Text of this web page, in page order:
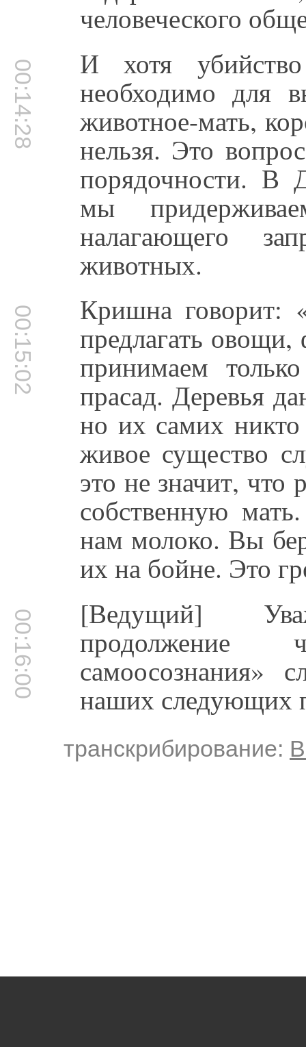
человеческого
00:14:28 И хотя
необходимо для
животное-мать,
нельзя. Это
порядочности. В
мы
налагающего
животных.
00:15:02 Кришна говорит:
предлагать
принимаем
прасад. Деревья
но их самих никто
живое существо
это не значит,
собственную
нам молоко. Вы
их на бойне. Это
00:16:00 [Ведущий]
продолжение
наших следующих
транскрибирование: